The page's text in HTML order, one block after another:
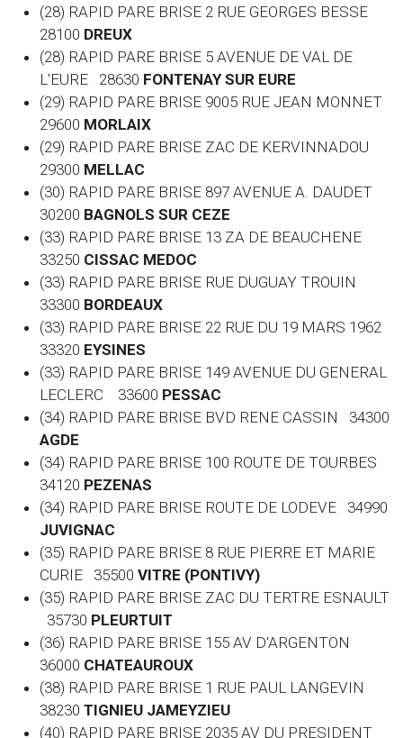
(28) RAPID PARE BRISE 2 RUE GEORGES BESSE
28100 DREUX
(28) RAPID PARE BRISE 5 AVENUE DE VAL DE
L'EURE 28630 FONTENAY SUR EURE
(29) RAPID PARE BRISE 9005 RUE JEAN MONNET
29600 MORLAIX
(29) RAPID PARE BRISE ZAC DE KERVINNADOU
29300 MELLAC
(30) RAPID PARE BRISE 897 AVENUE A. DAUDET
30200 BAGNOLS SUR CEZE
(33) RAPID PARE BRISE 13 ZA DE BEAUCHENE
33250 CISSAC MEDOC
(33) RAPID PARE BRISE RUE DUGUAY TROUIN
33300 BORDEAUX
(33) RAPID PARE BRISE 22 RUE DU 19 MARS 1962
33320 EYSINES
(33) RAPID PARE BRISE 149 AVENUE DU GENERAL
LECLERC 33600 PESSAC
(34) RAPID PARE BRISE BVD RENE CASSIN 34300
AGDE
(34) RAPID PARE BRISE 100 ROUTE DE TOURBES
34120 PEZENAS
(34) RAPID PARE BRISE ROUTE DE LODEVE 34990
JUVIGNAC
(35) RAPID PARE BRISE 8 RUE PIERRE ET MARIE
CURIE 35500 VITRE (PONTIVY)
(35) RAPID PARE BRISE ZAC DU TERTRE ESNAULT
35730 PLEURTUIT
(36) RAPID PARE BRISE 155 AV D'ARGENTON
36000 CHATEAUROUX
(38) RAPID PARE BRISE 1 RUE PAUL LANGEVIN
38230 TIGNIEU JAMEYZIEU
(40) RAPID PARE BRISE 2035 AV DU PRESIDENT